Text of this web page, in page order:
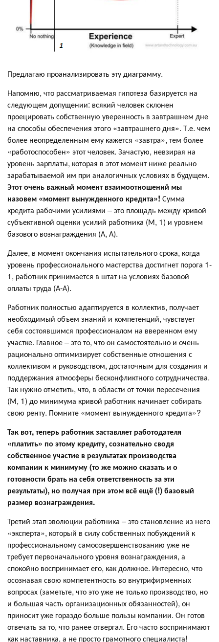
Предлагаю проанализировать эту диаграмму.
Напомню, что рассматриваемая гипотеза базируется на
следующем допущении: всякий человек склонен
проецировать собственную уверенность в завтрашнем дне
на способы обеспечения этого «завтрашнего дня». Т.е. чем
более неопределенным ему кажется «завтра», тем более
«работоспособен» этот человек. Зачастую, невзирая на
уровень зарплаты, которая в этот момент ниже реально
зарабатываемой им при аналогичных условиях в будущем.
Этот очень важный момент взаимоотношений мы
назовем «момент вынужденного кредита»! Сумма
кредита рабочими усилиями – это площадь между кривой
субъективной оценки усилий работника (М, 1) и уровнем
базового вознаграждения (А, А).
Далее, в момент окончания испытательного срока, когда
уровень профессионального мастерства достигнет порога 1-
1, работник принимается в штат на условиях базовой
оплаты труда (А-А).
Работник полностью адаптируется в коллектив, получает
необходимый объем знаний и компетенций, чувствует
себя состоявшимся профессионалом на вверенном ему
участке. Главное – это то, что он самостоятельно и очень
рационально оптимизирует собственные отношения с
коллективом и руководством, достаточным для создания и
поддержания атмосферы бесконфликтного сотрудничества.
Так нужно отметить, что, в области от точки пересечения
(М, 1) до минимума кривой работник начинает собирать
свою ренту. Помните «момент вынужденного кредита»?
Так вот,теперь работник заставляет работодателя
«платить» по этому кредиту, сознательно сводя
собственное участие в результатах производства
компании к минимуму (то же можно сказать и о
готовности брать на себя ответственность за эти
результаты), но получая при этом всё ещё (!) базовый
размер вознаграждения.
Третий этап эволюции работника – это становление из него
«эксперта», который в силу собственных побуждений к
профессиональному самосовершенствованию уже не
требует первоначального уровня вознаграждения, а
спокойно воспринимает его, как должное. Интересно, что
осознавая свою компетентность во внутрифирменных
вопросах (заметьте, что это уже не только производство, но
и большая часть организационных обязанностей), он
приносит уже гораздо больше пользы компании. Он готов
отвечать за то, что ранее отвергал. Его часто воспринимают
как наставника, а не просто грамотного специалиста!